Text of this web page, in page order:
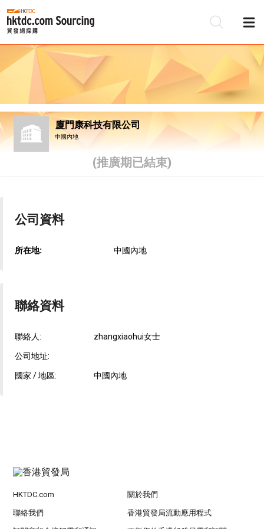
廈門康科技有限公司
中國內地
(推廣期已結束)
公司資料
所在地: 中國內地
聯絡資料
聯絡人: zhangxiaohui女士
公司地址:
國家 / 地區: 中國內地
HKTDC.com 關於我們
聯絡我們 香港貿發局流動應用程式